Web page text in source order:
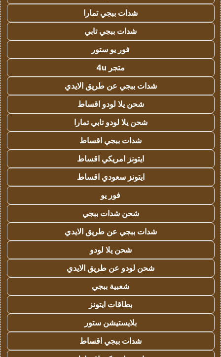
شدات ببجي تمارا
شدات ببجي تابي
فور يو ستور
متجر 4u
شدات ببجي عن طريق الايدي
شحن يلا لودو اقساط
شحن يلا لودو تابي تمارا
شدات ببجي اقساط
ايتونز امريكي اقساط
ايتونز سعودي اقساط
فور يو
شحن شدات ببجي
شدات ببجي عن طريق الايدي
شحن يلا لودو
شحن لودو عن طريق الايدي
شعبية ببجي
بطاقات ايتونز
بلايستيشن ستور
شدات ببجي اقساط